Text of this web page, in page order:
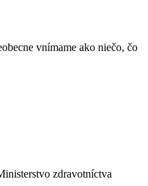
vnímame ako niečo, čo
zdravotníctva